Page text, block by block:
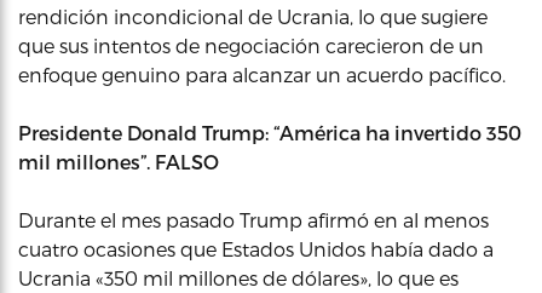
rendición incondicional de Ucrania, lo que sugiere
que sus intentos de negociación carecieron de un
enfoque genuino para alcanzar un acuerdo pacífico.
Presidente Donald Trump: “América ha invertido 350
mil millones”. FALSO
Durante el mes pasado Trump afirmó en al menos
cuatro ocasiones que Estados Unidos había dado a
Ucrania «350 mil millones de dólares», lo que es